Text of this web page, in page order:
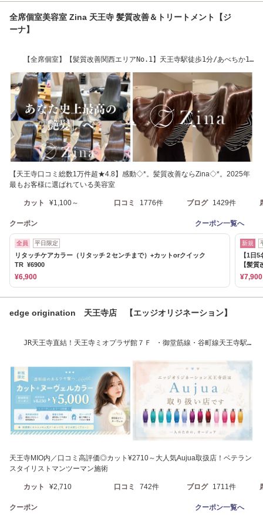
全席個室美容室 Zina 天王寺 髪質改善＆トリートメント【ジ
ーナ】
【全席個室】【髪質改善関西エリアNo.1】天王寺駅徒歩1分/あべちか16
【天王寺口コミ総数1万件超★4.8】感動◇*。髪質改善ならZina◇*。2025年
最もお客様に選ばれている美容室
カット ¥1,100～ 口コミ 1776件 ブログ 1429件
クーポン クーポン一覧へ
全員 平日限定
リタッチケアカラー（リタッチ２センチまで）+カットorクイック
TR ¥6900
¥6,900
新規
【1日
【髪質
¥7,900
edge origination 天王寺店 【エッジオリジネーション】
JR天王寺直結！天王寺ミオプラザ館７Ｆ ・御堂筋線・谷町線天王寺駅
天王寺MIO内／口コミ高評価◎カット¥2710～大人気Aujua取扱店！ベテラン
スタイリストマンツーマン施術
カット ¥2,710 口コミ 742件 ブログ 1711件
クーポン クーポン一覧へ